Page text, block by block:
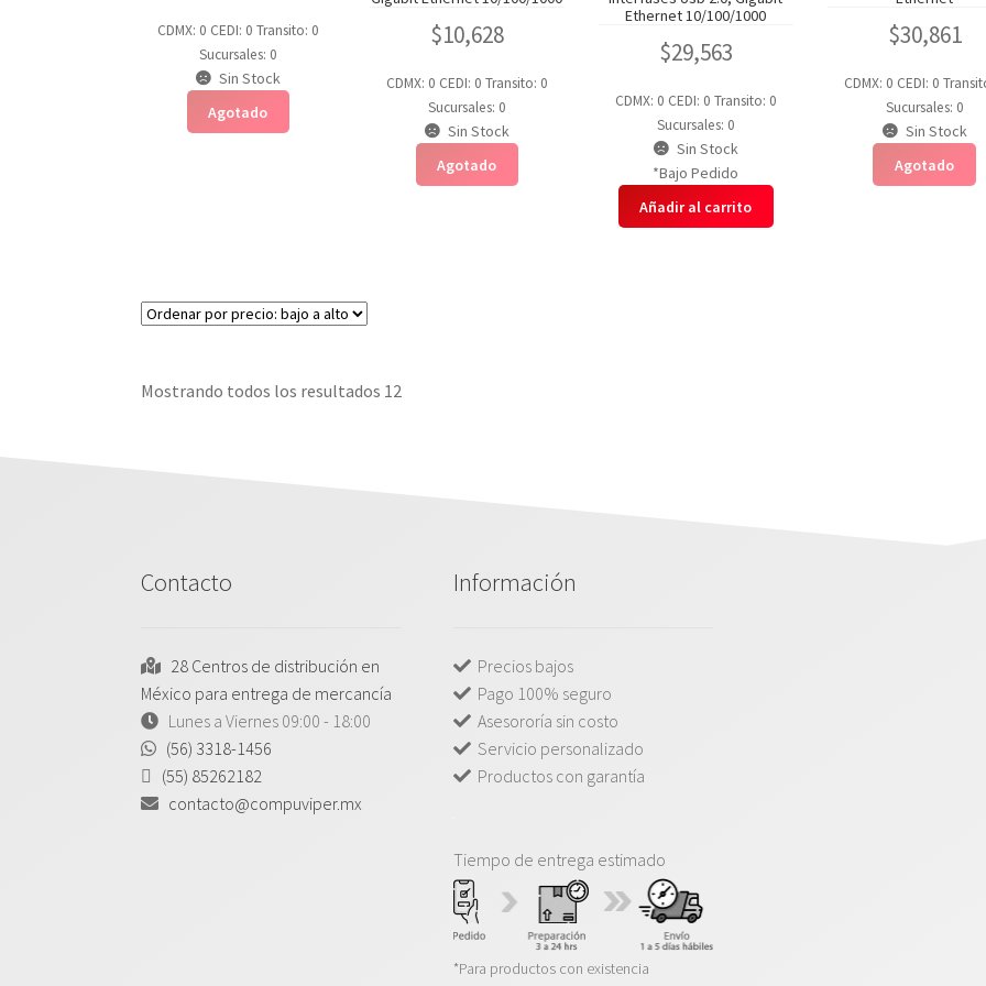
CDMX: 0 CEDI: 0 Transito: 0
Sucursales: 0
Sin Stock
Agotado
$10,628
CDMX: 0 CEDI: 0 Transito: 0
Sucursales: 0
Sin Stock
Agotado
Ethernet 10/100/1000
$29,563
CDMX: 0 CEDI: 0 Transito: 0
Sucursales: 0
Sin Stock
*Bajo Pedido
Añadir al carrito
$30,861
CDMX: 0 CEDI: 0
Sucursales: 0
Sin Stock
Agotado
Mostrando todos los resultados 12
Contacto
28 Centros de distribución en
México para entrega de mercancía
Lunes a Viernes 09:00 - 18:00
(56) 3318-1456
(55) 85262182
contacto@compuviper.mx
Información
Precios bajos
Pago 100% seguro
Asesororía sin costo
Servicio personalizado
Productos con garantía
Tiempo de entrega estimado
*Para productos con existencia